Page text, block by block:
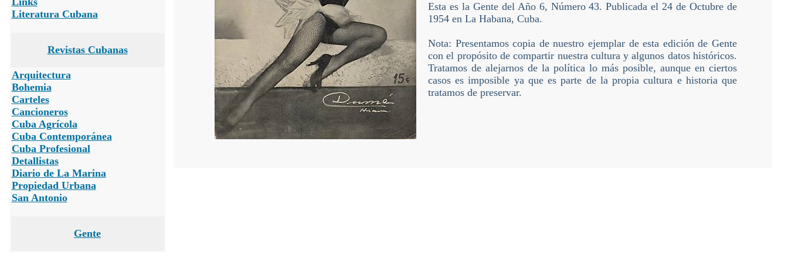
Literatura Cubana
Revistas Cubanas
Arquitectura
Bohemia
Carteles
Cancioneros
Cuba Agrícola
Cuba Contemporánea
Cuba Profesional
Detallistas
Diario de La Marina
Propiedad Urbana
San Antonio
Gente
Esta es la Gente del Año 6, Número 43. Publicada el 24 de Octubre de
1954 en La Habana, Cuba.
Nota: Presentamos copia de nuestro ejemplar de esta edición de Gente
con el propósito de compartir nuestra cultura y algunos datos históricos.
Tratamos de alejarnos de la política lo más posible, aunque en ciertos
casos es imposible ya que es parte de la propia cultura e historia que
tratamos de preservar.